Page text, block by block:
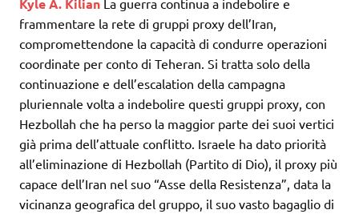
frammentare la rete di gruppi proxy dell’Iran,
compromettendone la capacità di condurre operazioni
coordinate per conto di Teheran. Si tratta solo della
continuazione e dell’escalation della campagna
pluriennale volta a indebolire questi gruppi proxy, con
Hezbollah che ha perso la maggior parte dei suoi vertici
già prima dell’attuale conflitto. Israele ha dato priorità
all’eliminazione di Hezbollah (Partito di Dio), il proxy più
capace dell’Iran nel suo “Asse della Resistenza”, data la
vicinanza geografica del gruppo, il suo vasto bagaglio di